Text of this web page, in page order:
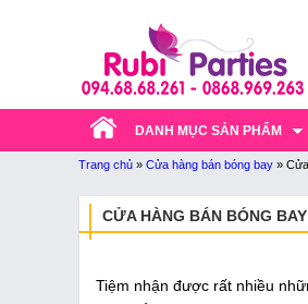
DANH MỤC SẢN PHẨM
Trang chủ » Cửa hàng bán bóng bay »
CỬA HÀNG BÁN BÓNG
Tiệm nhận được rất nhiều